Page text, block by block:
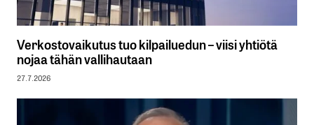
Verkostovaikutus tuo kilpailuedun – viisi yhtiötä
nojaa tähän vallihautaan
27.7.2026